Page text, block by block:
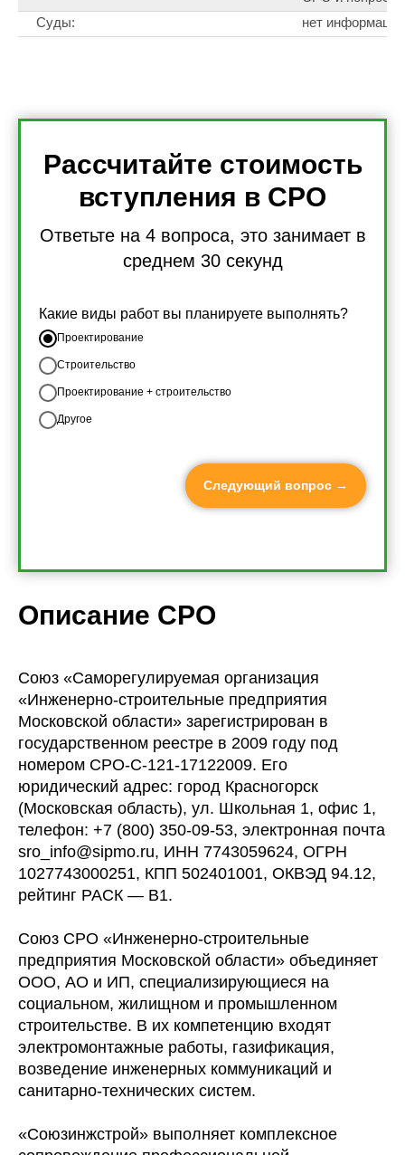
Суды:
нет информации
Рассчитайте стоимость
вступления в СРО
Ответьте на 4 вопроса, это занимает в
среднем 30 секунд
Какие виды работ вы планируете выполнять?
Проектирование
Строительство
Проектирование + строительство
Другое
Следующий вопрос →
Описание СРО
Союз «Саморегулируемая организация
«Инженерно-строительные предприятия
Московской области» зарегистрирован в
государственном реестре в 2009 году под
номером СРО-С-121-17122009. Его
юридический адрес: город Красногорск
(Московская область), ул. Школьная 1, офис 1,
телефон: +7 (800) 350-09-53, электронная почта
sro_info@sipmo.ru, ИНН 7743059624, ОГРН
1027743000251, КПП 502401001, ОКВЭД 94.12,
рейтинг РАСК — В1.
Союз СРО «Инженерно-строительные
предприятия Московской области» объединяет
ООО, АО и ИП, специализирующиеся на
социальном, жилищном и промышленном
строительстве. В их компетенцию входят
электромонтажные работы, газификация,
возведение инженерных коммуникаций и
санитарно-технических систем.
«Союзинжстрой» выполняет комплексное